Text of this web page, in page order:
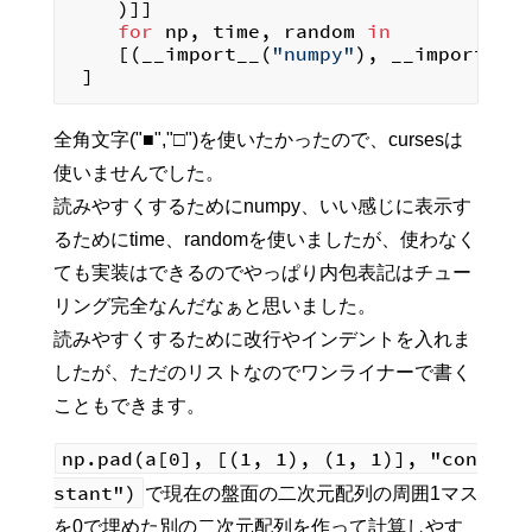
    )]]
for np, time, random in
    [(__import__(
"numpy" ), __import__(
全角文字("■","□")を使いたかったので、cursesは
使いませんでした。
読みやすくするためにnumpy、いい感じに表示す
るためにtime、randomを使いましたが、使わなく
ても実装はできるのでやっぱり内包表記はチュー
リング完全なんだなぁと思いました。
読みやすくするために改行やインデントを入れま
したが、ただのリストなのでワンライナーで書く
こともできます。
np.pad(a[0], [(1, 1), (1, 1)], "con
stant")
で現在の盤面の二次元配列の周囲1マス
を0で埋めた別の二次元配列を作って計算しやす